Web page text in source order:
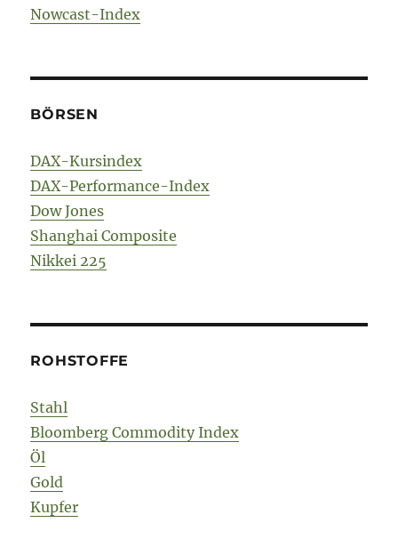
Nowcast-Index
BÖRSEN
DAX-Kursindex
DAX-Performance-Index
Dow Jones
Shanghai Composite
Nikkei 225
ROHSTOFFE
Stahl
Bloomberg Commodity Index
Öl
Gold
Kupfer